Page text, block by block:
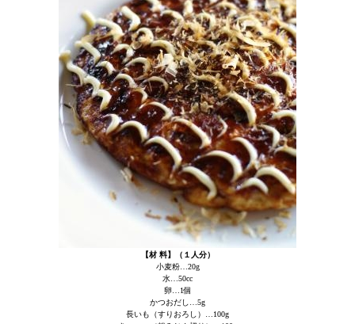
【材 料】（１人分）
小麦粉…20g
水…50cc
卵…1個
かつおだし…5g
長いも（すりおろし）…100g